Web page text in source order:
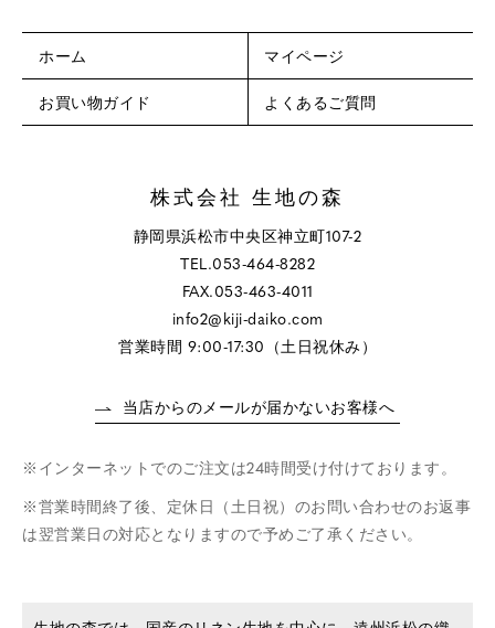
ホーム マイページ
お買い物ガイド よくあるご質問
株式会社 生地の森
静岡県浜松市中央区神立町107-2
TEL.053-464-8282
FAX.053-463-4011
info2@kiji-daiko.com
営業時間 9:00-17:30（土日祝休み）
当店からのメールが届かないお客様へ
インターネットでのご注文は24時間受け付けております。
営業時間終了後、定休日（土日祝）のお問い合わせのお返事
は翌営業日の対応となりますので予めご了承ください。